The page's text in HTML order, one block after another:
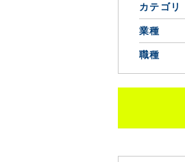
カテゴリ
業種
職種